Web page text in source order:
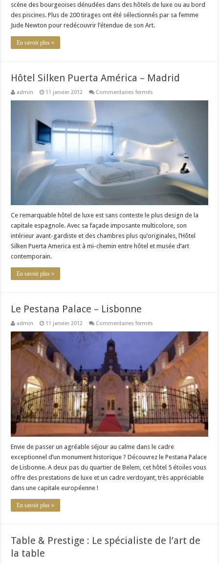
scène des bourgeoises dénudées dans des hôtels de luxe ou au bord
des piscines. Plus de 200 tirages ont été sélectionnés par sa femme
Jude Newton pour redécouvrir l’étendue de son Art.
En savoir plus »
Hôtel Silken Puerta América – Madrid
admin 11 janvier 2012 Commentaires fermés
Ce remarquable hôtel de luxe est sans conteste le plus design de la
capitale espagnole. Avec sa façade imposante multicolore, son
intérieur avant-gardiste et des chambres plus qu’originales, l’Hôtel
Silken Puerta America est à mi-chemin entre hôtel et musée d’art
contemporain.
En savoir plus »
Le Pestana Palace – Lisbonne
admin 11 janvier 2012 Commentaires fermés
Palace
Lisbonne
Envie de passer un agréable séjour au calme dans le cadre
exceptionnel d’un monument historique ? Découvrez le Pestana Palace
de Lisbonne. A deux pas du quartier de Belem, cet hôtel 5 étoiles vous
offre des prestations de luxe et un cadre verdoyant, très appréciable
dans une capitale européenne !
En savoir plus »
Table & Prestige : Le spécialiste de l’art de
la table